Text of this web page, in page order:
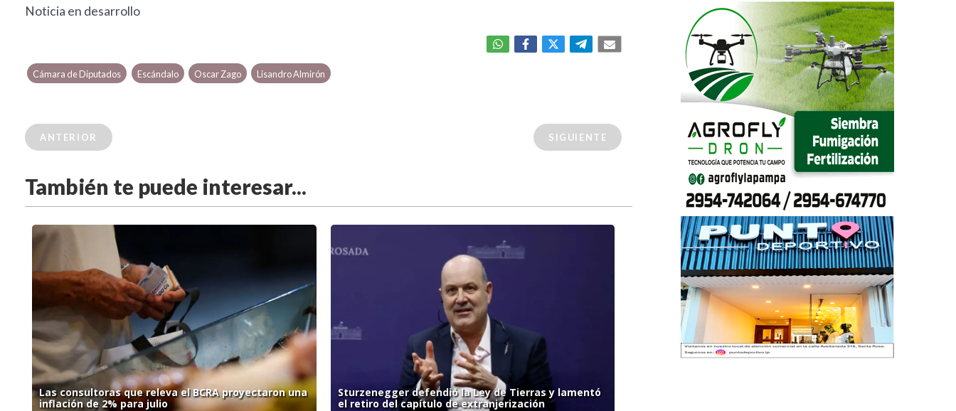
Noticia en desarrollo
Cámara de Diputados Escándalo Oscar Zago Lisandro Almirón
ANTERIOR SIGUIENTE
También te puede interesar...
Las consultoras que releva el BCRA proyectaron una
inflación de 2% para julio
Sturzenegger defendió la Ley de Tierras y lamentó
el retiro del capítulo de extranjerización